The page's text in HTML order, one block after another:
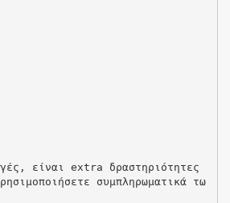
είναι extra δραστηριότητες
συμπληρωματικά τω